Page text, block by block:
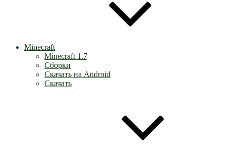
Minecraft
Minecraft 1.7
Сборки
Скачать на Android
Скачать